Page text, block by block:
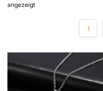
angezeigt
1